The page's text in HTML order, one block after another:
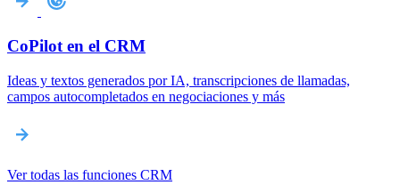
CoPilot en el CRM
Ideas y textos generados por IA, transcripciones de llamadas,
campos autocompletados en negociaciones y más
Ver todas las funciones CRM